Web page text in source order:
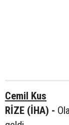
Cemil Kus
RİZE (İHA) -